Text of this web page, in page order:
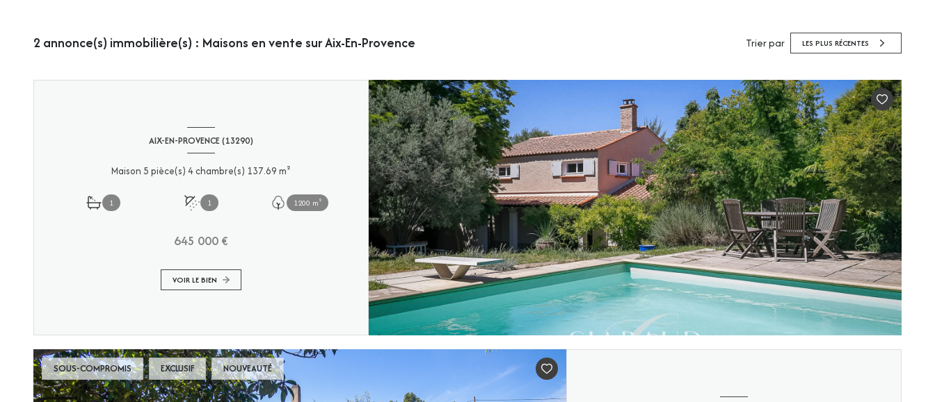
2 annonce(s) immobilière(s) : Maisons en vente sur Aix-En-Provence Trier par LES PLUS RÉCENTES
AIX-EN-PROVENCE (13290)
Maison 5 pièce(s) 4 chambre(s) 137.69 m²
1 1 1200 m²
645 000 €
VOIR LE BIEN
SOUS-COMPROMIS EXCLUSIF NOUVEAUTÉ